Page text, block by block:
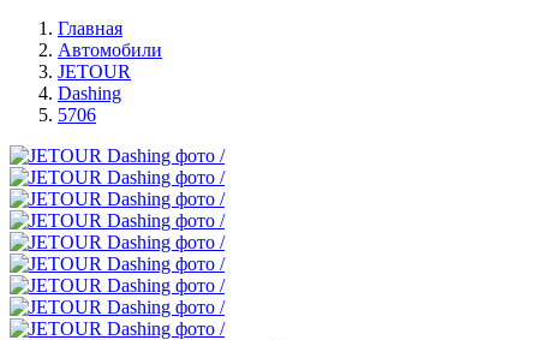
Главная
Автомобили
JETOUR
Dashing
5706